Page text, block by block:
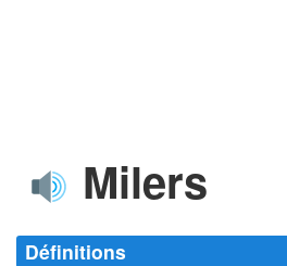
Milers
Définitions